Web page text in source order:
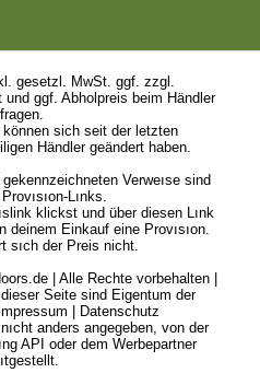
gesetzl. MwSt. ggf. zzgl.
ggf. Abholpreis beim Händler
sich seit der letzten
Händler geändert haben.
gekennzeichneten Verweıse sind
Lınks.
klickst und über diesen Lınk
Einkauf eine Provısıon.
sıch der Preis nicht.
| Alle Rechte vorbehalten |
Seite sind Eigentum der
Impressum
Datenschutz
anders angegeben, von der
API oder dem Werbepartner